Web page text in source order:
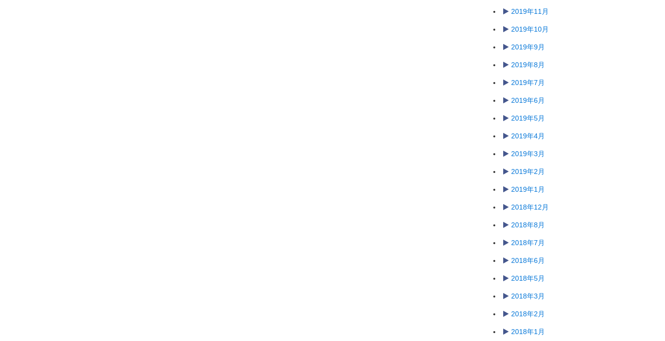
2019年11月
2019年10月
2019年9月
2019年8月
2019年7月
2019年6月
2019年5月
2019年4月
2019年3月
2019年2月
2019年1月
2018年12月
2018年8月
2018年7月
2018年6月
2018年5月
2018年3月
2018年2月
2018年1月